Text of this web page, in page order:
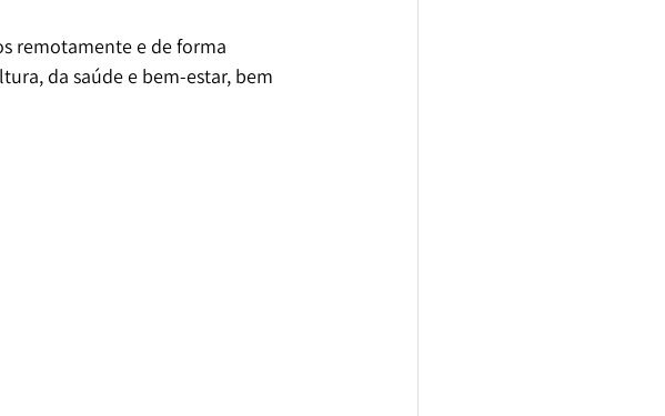
remotamente e de forma
da saúde e bem-estar, bem